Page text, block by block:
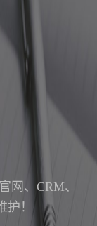
网、CRM、
！